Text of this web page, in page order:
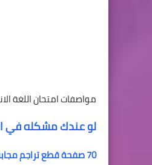
مواصفات امتحان اللغة
لو عندك مشكله في
70 صفحة قطع تراجم مجابة الثانوية العامة